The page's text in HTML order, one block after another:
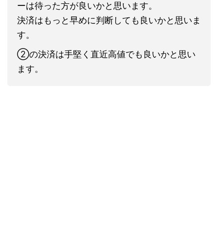
ーは待った方が良いかと思います。
決済はもっと早めに判断しても良いかと思いま
す。
②の決済は手堅く直近高値でも良いかと思い
ます。